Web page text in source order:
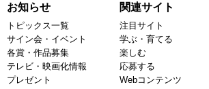
お知らせ
トピックス一覧
サイン会・イベント
各賞・作品募集
テレビ・映画化情報
プレゼント
関連サイト
注目サイト
学ぶ・育てる
楽しむ
応募する
Webコンテンツ